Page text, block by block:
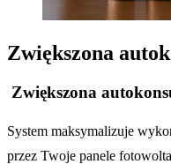
Zwiększona
Zwiększona
System maksymalizuje
przez Twoje panele